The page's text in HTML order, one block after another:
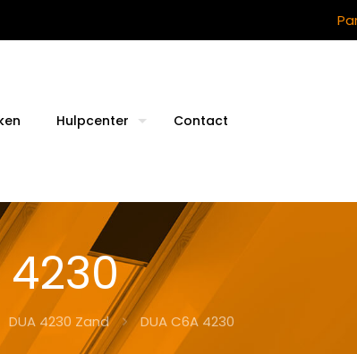
Hulpcenter Contact
4230
DUA 4230 Zand DUA C6A 4230